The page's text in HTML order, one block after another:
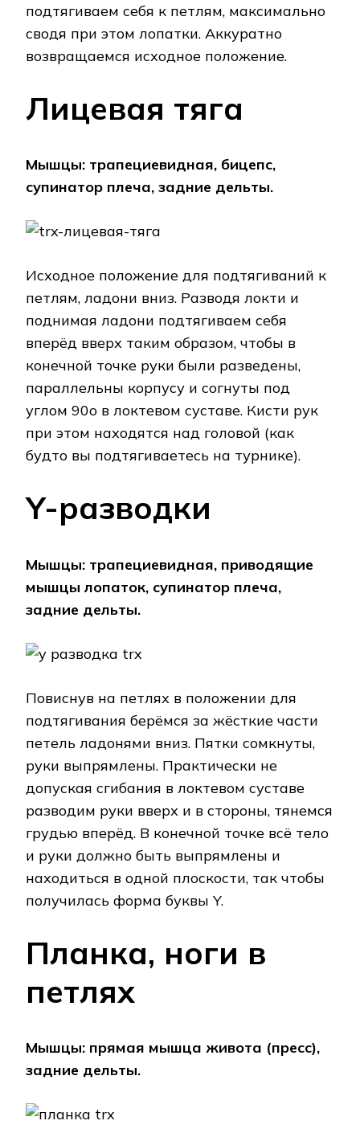
подтягиваем себя к петлям, максимально
сводя при этом лопатки. Аккуратно
возвращаемся исходное положение.
Лицевая тяга
Мышцы: трапециевидная, бицепс,
супинатор плеча, задние дельты.
Исходное положение для подтягиваний к
петлям, ладони вниз. Разводя локти и
поднимая ладони подтягиваем себя
вперёд вверх таким образом, чтобы в
конечной точке руки были разведены,
параллельны корпусу и согнуты под
углом 90о в локтевом суставе. Кисти рук
при этом находятся над головой (как
будто вы подтягиваетесь на турнике).
Y-разводки
Мышцы: трапециевидная, приводящие
мышцы лопаток, супинатор плеча,
задние дельты.
Повиснув на петлях в положении для
подтягивания берёмся за жёсткие части
петель ладонями вниз. Пятки сомкнуты,
руки выпрямлены. Практически не
допуская сгибания в локтевом суставе
разводим руки вверх и в стороны, тянемся
грудью вперёд. В конечной точке всё тело
и руки должно быть выпрямлены и
находиться в одной плоскости, так чтобы
получилась форма буквы Y.
Планка, ноги в
петлях
Мышцы: прямая мышца живота (пресс),
задние дельты.